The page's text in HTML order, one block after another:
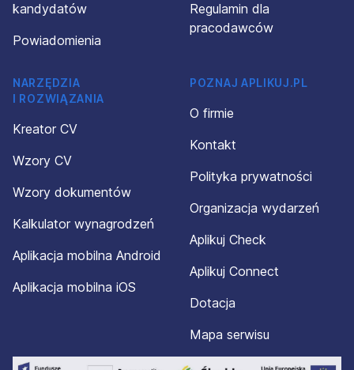
kandydatów
Powiadomienia
Regulamin dla
pracodawców
NARZĘDZIA
I ROZWIĄZANIA
Kreator CV
Wzory CV
Wzory dokumentów
Kalkulator wynagrodzeń
Aplikacja mobilna Android
Aplikacja mobilna iOS
POZNAJ APLIKUJ.PL
O firmie
Kontakt
Polityka prywatności
Organizacja wydarzeń
Aplikuj Check
Aplikuj Connect
Dotacja
Mapa serwisu